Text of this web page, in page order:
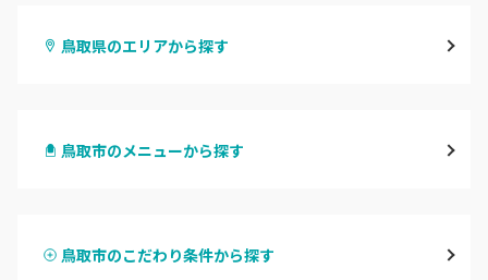
鳥取県のエリアから探す
倉吉・三朝
鳥取市のメニューから探す
ハンドスカルプ
鳥取市のこだわり条件から探す